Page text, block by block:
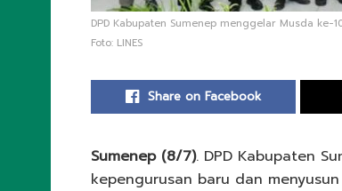
DPD Kabupaten Sumenep menggelar Musda
Foto: LINES
Share on Facebook
Sumenep (8/7). DPD Kabupaten
kepengurusan baru dan